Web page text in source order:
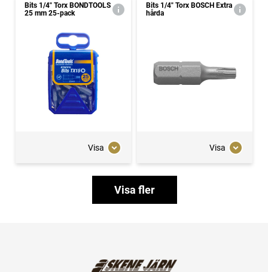
Bits 1/4" Torx BONDTOOLS
25 mm 25-pack
Visa
Bits 1/4" Torx BOSCH Extra
hårda
Visa
Visa fler